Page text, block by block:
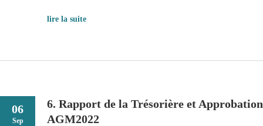
lire la suite
06
Sep
6. Rapport de la Trésorière et
AGM2022